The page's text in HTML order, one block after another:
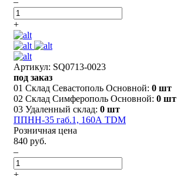
+
Артикул: SQ0713-0023
под заказ
01 Склад Севастополь Основной: 0 шт
02 Склад Симферополь Основной: 0 шт
03 Удаленный склад: 0 шт
ППНН-35 габ.1, 160А TDM
Розничная цена
840 руб.
–